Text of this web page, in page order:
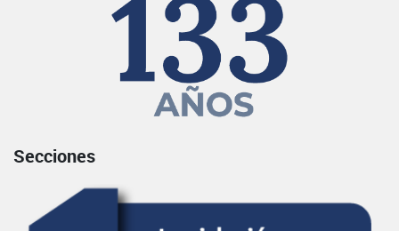
Secciones